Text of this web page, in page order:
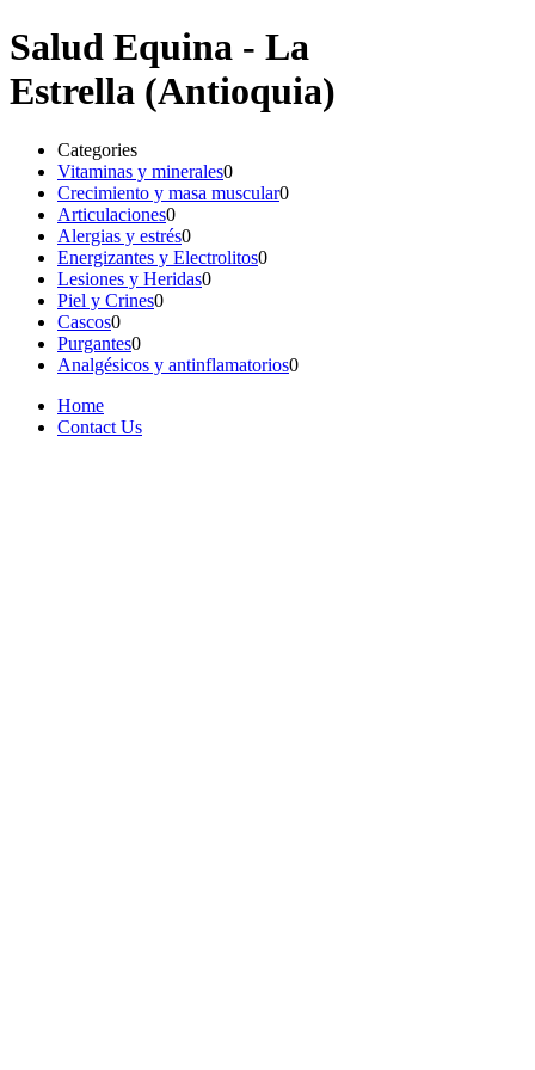
Salud Equina - La
Estrella (Antioquia)
Categories
Vitaminas y minerales0
Crecimiento y masa muscular0
Articulaciones0
Alergias y estrés0
Energizantes y Electrolitos0
Lesiones y Heridas0
Piel y Crines0
Cascos0
Purgantes0
Analgésicos y antinflamatorios0
Home
Contact Us